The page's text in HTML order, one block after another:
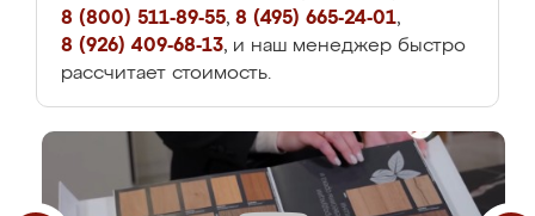
8 (800) 511-89-55, 8 (495) 665-24-01,
8 (926) 409-68-13, и наш менеджер быстро
рассчитает стоимость.